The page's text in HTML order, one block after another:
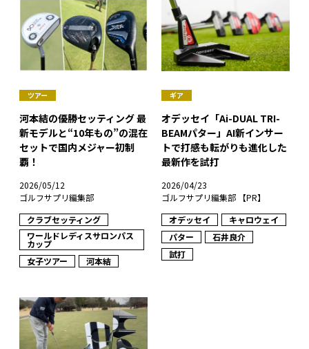
ツアー
河本結の優勝セッティング 最
新モデルと“10年もの”の混在
セットで国内メジャー初制
覇！
2026/05/12
ゴルフサプリ編集部
クラブセッティング
ワールドレディスサロンパス
カップ
女子ツアー
河本結
ギア
オデッセイ「Ai-DUAL TRI-
BEAMパター」AI新インサー
トで打感も転がりも進化した
最新作を試打
2026/04/23
ゴルフサプリ編集部 【PR】
オデッセイ
キャロウェイ
パター
石井良介
試打